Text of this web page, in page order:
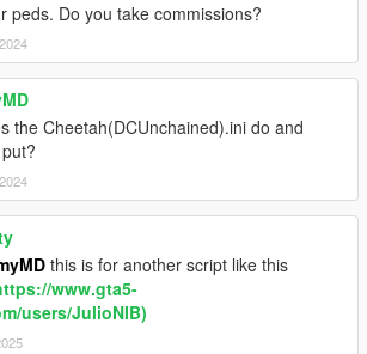
peds. Do you take commissions?
the Cheetah(DCUnchained).ini do and
this is for another script like this
www.gta5-
users/JulioNIB)